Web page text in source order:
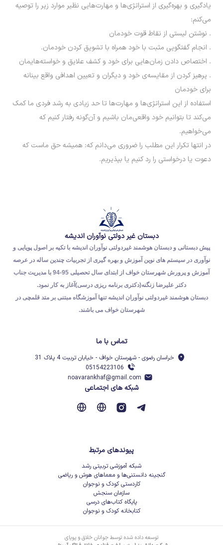
یادگیری و بهره‌گیری از استراتژی‌ها و مهارت‌هایی نظیر موارد زیر را توصیه
می‌کنم:
. نوشتن لیستی از نقاط قوت خودمان
. انجام گفتگویی مثبت با خود همراه با تشویق کردن خودمان.
. اختصاص دادن زمان‌هایی برای خود و کشف علایق و خواسته‌هایمان
. پرهیز کردن از مقایسه‌ی خود و دیگران و تعیین اهدافی واقع بینانه
برای خودمان
استفاده از این استراتژی‌ها و مهارت‌ها تا حد زیادی به رشد فردی ما کمک
می‌کند تا بتوانیم خود واقعی‌مان باشیم و آن‌گونه رفتار کنیم که
می‌خواهیم.
در انتها تکرار این مطلب را ضروری می‌دانم که: همیشه حق ماست که
دعوت یا درخواستی را رد کنیم یا بپذیریم.
دبستان غیر دولتی نوآوران اندیشه
پیش دبستانی و دبستان هوشمند غیردولتی نوآوران اندیشه با تکیه بر اصول پویایی و
نوآوری در سیستم های نوین آموزش و بهره گیری از تجربیات چندین ساله در عرصه
آموزش و پرورش شهرستان خواف از ابتدای سال تحصیلی 95-94 با مدیریت جناب
دکتر علیرضا زنگنه(دکتری برنامه ریزی درسی)آغاز به کار نمود.
دبستان هوشمند غیردولتی نوآوران اندیشه تنها آموزشگاه مبتنی بر متد قلمچی در
شهرستان خواف می باشند.
تماس با ما
خراسان رضوی - شهرستان خواف - خیابان تربیت 4 پلاک 31
05154223106
noavarankhaf@gmail.com
شبکه های اجتماعی
پیوندهای مرتبط
شبکه آموزشی تربیتی رشد
گنجینه دانستنی‌ها و معماهای هوش و ریاضی
کاردستی کودک و نوجوان
سازمان سنجش
پایگاه کتاب‌های درسی
کتابخانه کودک و نوجوان
توسعه داده شده توسط جوانان خلاق و پویای